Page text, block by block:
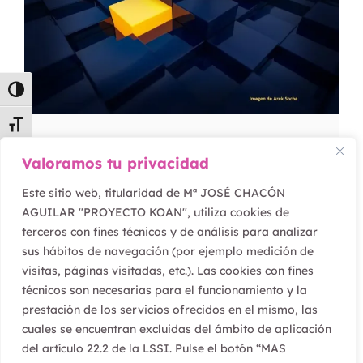
Valoramos tu privacidad
Este sitio web, titularidad de Mª JOSÉ CHACÓN
AGUILAR "PROYECTO KOAN", utiliza cookies de
terceros con fines técnicos y de análisis para analizar
sus hábitos de navegación (por ejemplo medición de
visitas, páginas visitadas, etc.). Las cookies con fines
técnicos son necesarias para el funcionamiento y la
prestación de los servicios ofrecidos en el mismo, las
cuales se encuentran excluidas del ámbito de aplicación
del artículo 22.2 de la LSSI. Pulse el botón “MAS
Alternar alto contraste
Alternar tamaño de letra
¿Tienes claro cuáles son tus
prioridades?
Leer artículo